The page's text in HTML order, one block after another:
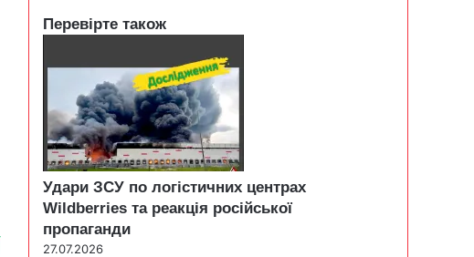
Перевірте також
Удари ЗСУ по логістичних центрах
Wildberries та реакція російської
пропаганди
27.07.2026